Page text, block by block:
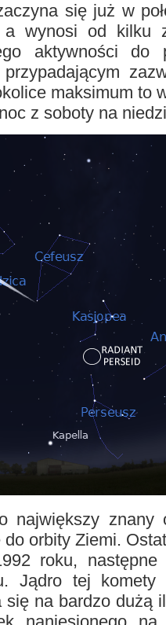
się już w
a wynosi od kilku
aktywności do
maksimum to
z soboty na
największy znany
orbity Ziemi.
roku, następne
Jądro tej
się na bardzo dużą